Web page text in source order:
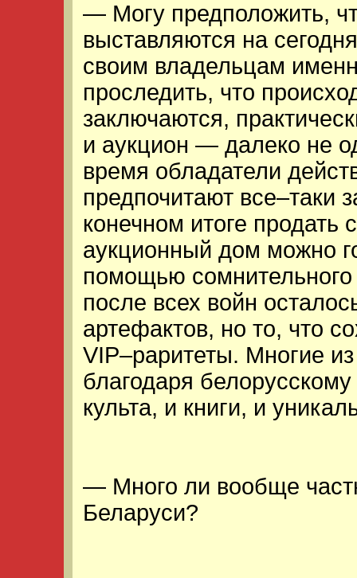
— Могу предположить,
выставляются на
своим владельцам
проследить, что
заключаются,
и аукцион — далеко не
время обладатели
предпочитают все–таки
конечном итоге продать
аукционный дом можно
помощью
после всех войн
артефактов, но то, что
VIP–раритеты. Многие
благодаря
культа, и книги, и
— Много ли вообще
Беларуси?